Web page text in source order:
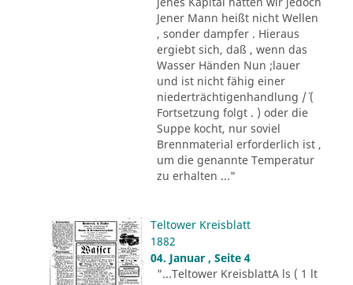
Jener Mann heißt nicht Wellen
, sonder dampfer . Hieraus
ergiebt sich, daß , wenn das
Wasser Händen Nun ;lauer
und ist nicht fähig einer
niederträchtigenhandlung /´ (
Fortsetzung folgt . ) oder die
Suppe kocht, nur soviel
Brennmaterial erforderlich ist ,
um die genannte Temperatur
zu erhalten ..."
Teltower Kreisblatt
1882
04. Januar , Seite 4
"...Teltower KreisblattA ls ( 1 lt